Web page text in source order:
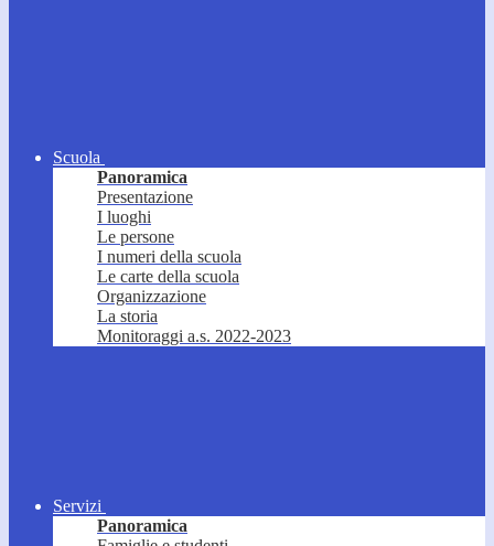
Scuola
Panoramica
Presentazione
I luoghi
Le persone
I numeri della scuola
Le carte della scuola
Organizzazione
La storia
Monitoraggi a.s. 2022-2023
Servizi
Panoramica